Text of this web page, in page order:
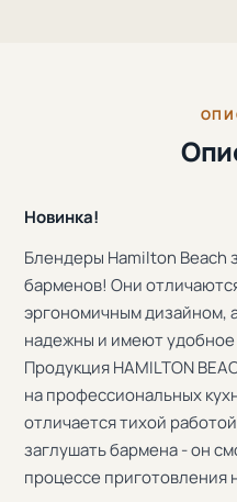
Новинка!
Блендеры Hamilton Beach
барменов! Они
эргономичным дизайном,
надежны и имеют
Продукция HAMILTON
на профессиональных
отличается тихой
заглушать бармена - он
процессе приготовления